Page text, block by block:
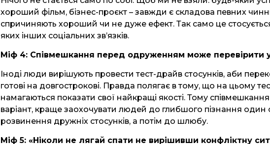
хороший фільм, бізнес-проєкт – завжди є складова певних
спричиняють хороший чи не дуже ефект. Так само це
яких інших соціальних зв’язків.
Міф 4: Співмешкання перед одруженням може перевірити
Іноді люди вирішують провести тест-драйв стосунків, аби
готові на довгострокові. Правда полягає в тому, що на цьому
намагаються показати свої найкращі якості. Тому
варіант, краще заохочувати людей до глибшого пізнання один
розвинення дружніх стосунків, а потім до шлюбу.
Міф 5: «Ніколи не лягай спати не вирішивши конфліктну